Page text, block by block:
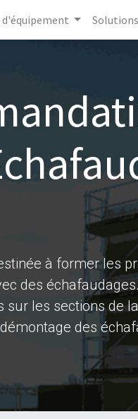
à former les
des
sur les sections de
des